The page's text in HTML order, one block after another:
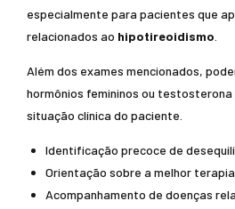
especialmente para pacientes que
relacionados ao hipotireoidismo
Além dos exames mencionados,
hormônios femininos ou testosterona
situação clínica do paciente.
Identificação precoce de
Orientação sobre a melhor
Acompanhamento de doenças